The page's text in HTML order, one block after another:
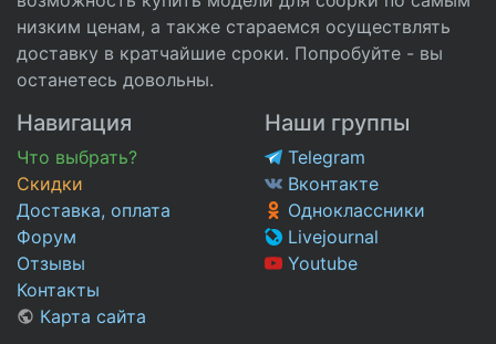
низким ценам, а также стараемся осуществлять
доставку в кратчайшие сроки. Попробуйте - вы
останетесь довольны.
Навигация
Что выбрать?
Скидки
Доставка, оплата
Форум
Отзывы
Контакты
Карта сайта
Наши группы
Telegram
Вконтакте
Одноклассники
Livejournal
Youtube